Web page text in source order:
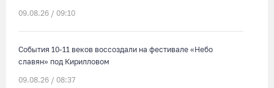
09.08.26 / 09:10
События 10-11 веков воссоздали на фестивале «Небо
славян» под Кирилловом
09.08.26 / 08:37